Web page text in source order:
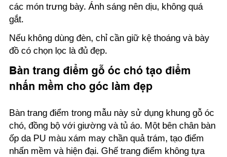
các món trưng bày. Ánh sáng nên dịu, không quá
gắt.
Nếu không dùng đèn, chỉ cần giữ kệ thoáng và bày
đồ có chọn lọc là đủ đẹp.
Bàn trang điểm gỗ óc chó tạo điểm
nhấn mềm cho góc làm đẹp
Bàn trang điểm trong mẫu này sử dụng khung gỗ óc
chó, đồng bộ với giường và tủ áo. Một bên chân bàn
ốp da PU màu xám may chần quả trám, tạo điểm
nhấn mềm và hiện đại. Ghế trang điểm không tựa